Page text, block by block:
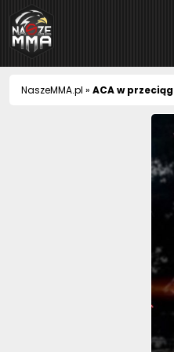
NaszeMMA
NaszeMMA.pl » ACA w